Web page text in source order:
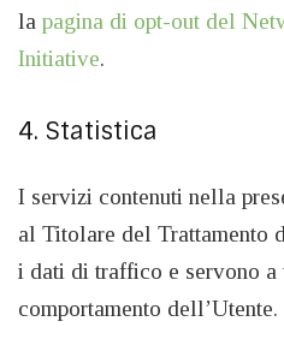
la pagina di opt-out del
Initiative.
4. Statistica
I servizi contenuti nella
al Titolare del Trattamento
i dati di traffico e servono a
comportamento dell’Utente.